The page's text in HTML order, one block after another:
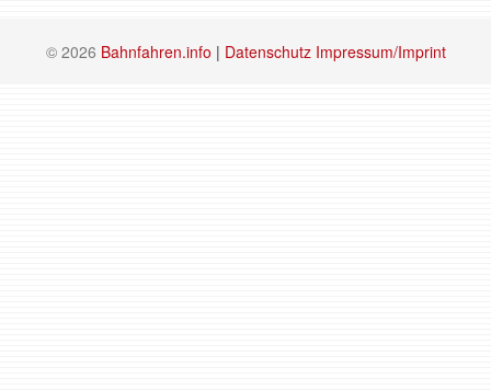
© 2026 Bahnfahren.info | Datenschutz Impressum/Imprint